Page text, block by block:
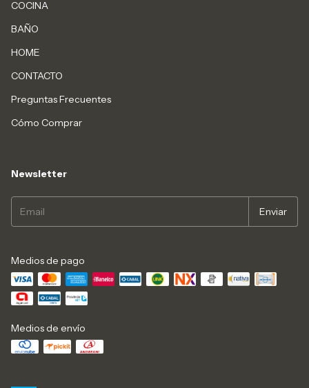
COCINA
BAÑO
HOME
CONTACTO
Preguntas Frecuentes
Cómo Comprar
Newsletter
Medios de pago
Medios de envío